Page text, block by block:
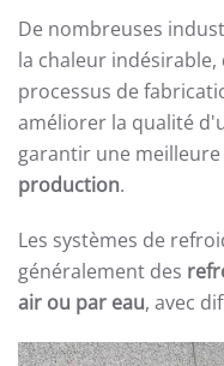
De nombreuses
la chaleur
processus de
améliorer la qualité
garantir une
production.
Les systèmes de
généralement des
air ou par eau, avec